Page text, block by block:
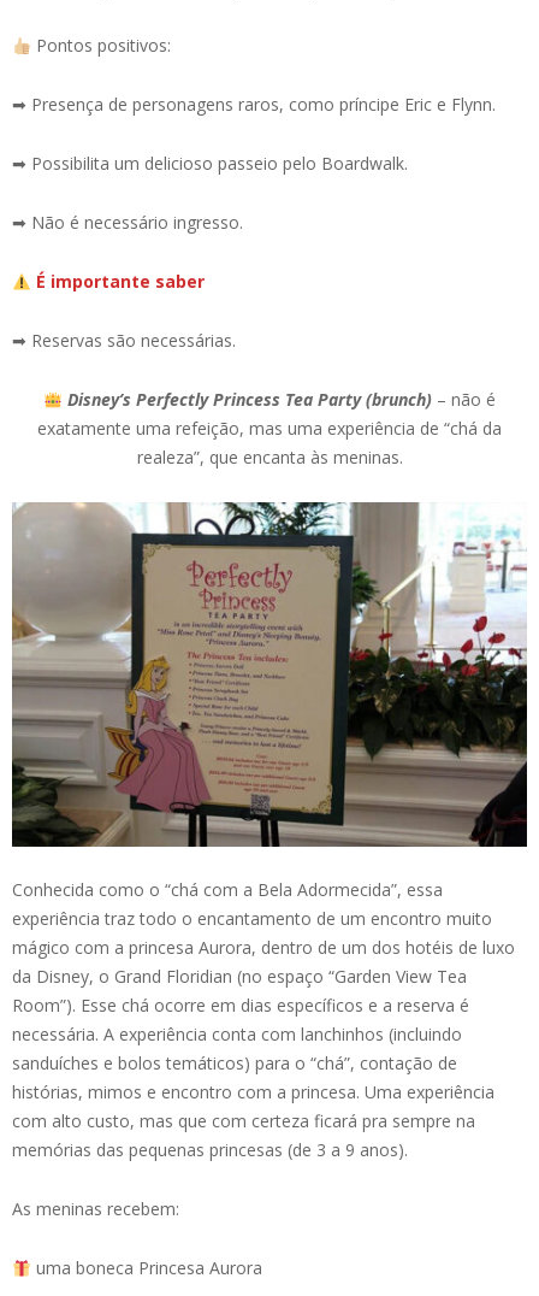
Pontos positivos:
➡ Presença de personagens raros, como príncipe Eric e Flynn.
➡ Possibilita um delicioso passeio pelo Boardwalk.
➡ Não é necessário ingresso.
É importante saber
➡ Reservas são necessárias.
Disney’s Perfectly Princess Tea Party (brunch)– não é
exatamente uma refeição, mas uma experiência de “chá da
realeza”, que encanta às meninas.
Conhecida como o “chá com a Bela Adormecida”, essa
experiência traz todo o encantamento de um encontro muito
mágico com a princesa Aurora, dentro de um dos hotéis de luxo
da Disney, o Grand Floridian (no espaço “Garden View Tea
Room”). Esse chá ocorre em dias específicos e a reserva é
necessária. A experiência conta com lanchinhos (incluindo
sanduíches e bolos temáticos) para o “chá”, contação de
histórias, mimos e encontro com a princesa. Uma experiência
com alto custo, mas que com certeza ficará pra sempre na
memórias das pequenas princesas (de 3 a 9 anos).
As meninas recebem:
uma boneca Princesa Aurora